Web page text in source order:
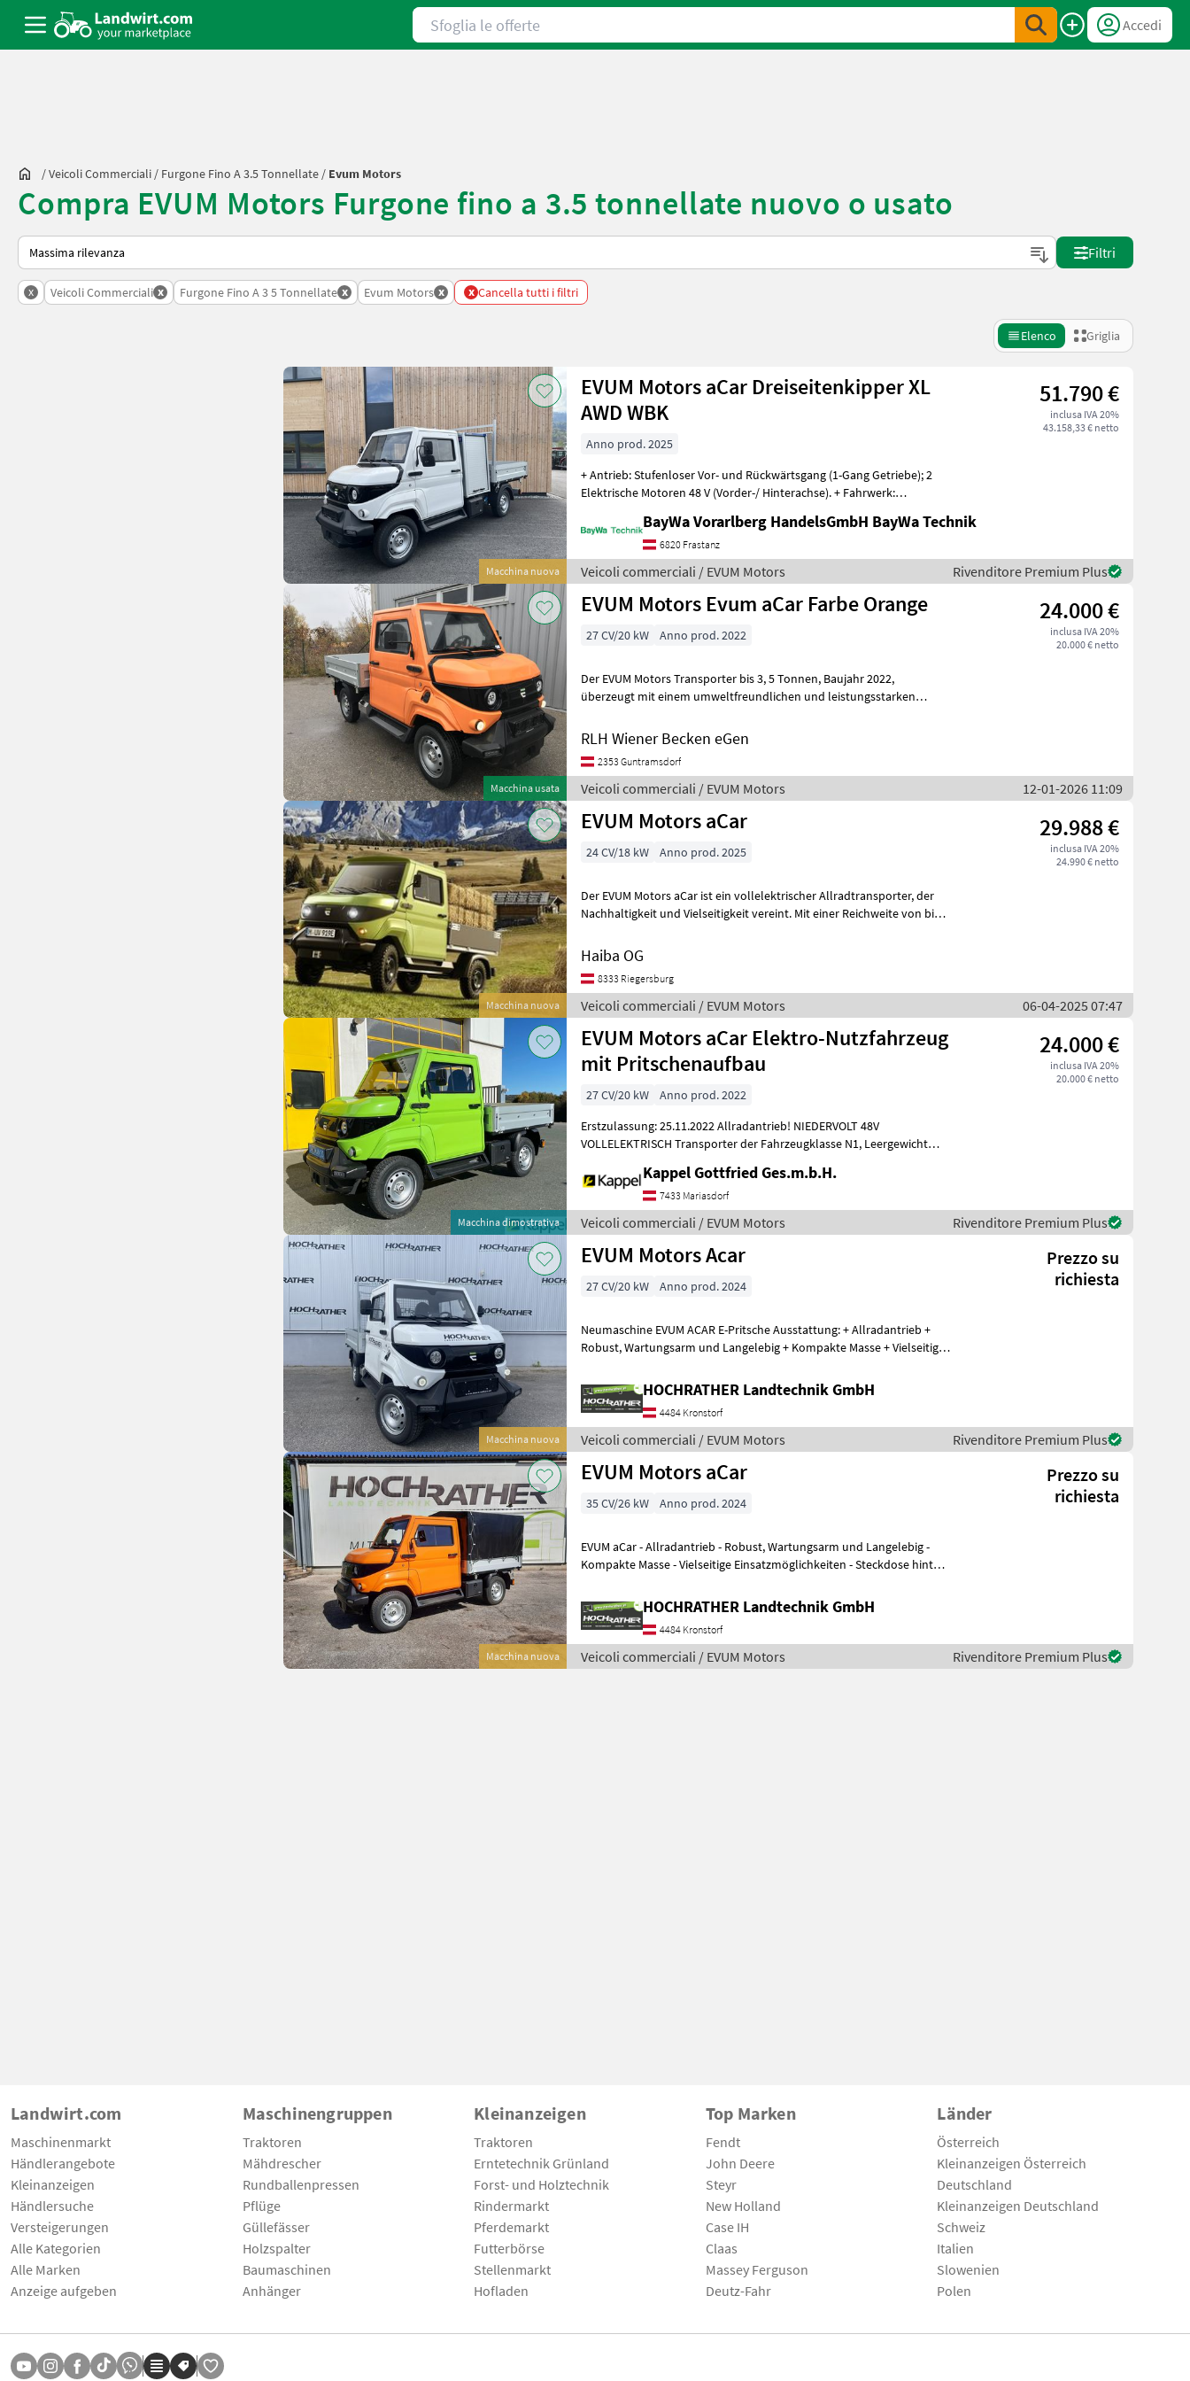
Sfoglia le offerte
Accedi
/Veicoli Commerciali / Furgone Fino A 3.5 Tonnellate / Evum Motors
Compra EVUM Motors Furgone fino a 3.5 tonnellate nuovo o usato
Ecco come viene ordinato su Landwirt.com
Filtri
x Veicoli Commerciali x Furgone Fino A 3 5 Tonnellate x Evum Motors x x Cancella tutti i filtri
Elenco Griglia
Macchina nuova
EVUM Motors aCar Dreiseitenkipper XL
AWD WBK
51.790 €
inclusa IVA 20%
43.158,33 € netto
Anno prod. 2025
+ Antrieb: Stufenloser Vor- und Rückwärtsgang (1-Gang Getriebe); 2
Elektrische Motoren 48 V (Vorder-/ Hinterachse). + Fahrwerk:
BayWa Vorarlberg HandelsGmbH BayWa Technik
6820 Frastanz
Veicoli commerciali / EVUM Motors Rivenditore Premium Plus
Macchina usata
EVUM Motors Evum aCar Farbe Orange 24.000 €
inclusa IVA 20%
20.000 € netto
27 CV/20 kW Anno prod. 2022
Der EVUM Motors Transporter bis 3, 5 Tonnen, Baujahr 2022,
überzeugt mit einem umweltfreundlichen und leistungsstarken
RLH Wiener Becken eGen
2353 Guntramsdorf
Veicoli commerciali / EVUM Motors 12-01-2026 11:09
Macchina nuova
EVUM Motors aCar 29.988 €
inclusa IVA 20%
24.990 € netto
24 CV/18 kW Anno prod. 2025
Der EVUM Motors aCar ist ein vollelektrischer Allradtransporter, der
Nachhaltigkeit und Vielseitigkeit vereint. Mit einer Reichweite von bis
Haiba OG
8333 Riegersburg
Veicoli commerciali / EVUM Motors 06-04-2025 07:47
Macchina dimostrativa
EVUM Motors aCar Elektro-Nutzfahrzeug
mit Pritschenaufbau
24.000 €
inclusa IVA 20%
20.000 € netto
27 CV/20 kW
Anno prod. 2022
Erstzulassung: 25.11.2022 Allradantrieb! NIEDERVOLT 48V
VOLLELEKTRISCH Transporter der Fahrzeugklasse N1, Leergewicht
Kappel Gottfried Ges.m.b.H.
7433 Mariasdorf
Veicoli commerciali / EVUM Motors Rivenditore Premium Plus
Macchina nuova
EVUM Motors Acar
Prezzo su
richiesta
27 CV/20 kW Anno prod. 2024
Neumaschine EVUM ACAR E-Pritsche Ausstattung: + Allradantrieb +
Robust, Wartungsarm und Langelebig + Kompakte Masse + Vielseitige
HOCHRATHER Landtechnik GmbH
4484 Kronstorf
Veicoli commerciali / EVUM Motors Rivenditore Premium Plus
Macchina nuova
EVUM Motors aCar
Prezzo su
richiesta
35 CV/26 kW Anno prod. 2024
EVUM aCar - Allradantrieb - Robust, Wartungsarm und Langelebig -
Kompakte Masse - Vielseitige Einsatzmöglichkeiten - Steckdose hinten
HOCHRATHER Landtechnik GmbH
4484 Kronstorf
Veicoli commerciali / EVUM Motors Rivenditore Premium Plus
Landwirt.com
Maschinenmarkt
Händlerangebote
Kleinanzeigen
Händlersuche
Versteigerungen
Alle Kategorien
Alle Marken
Anzeige aufgeben
Maschinengruppen
Traktoren
Mähdrescher
Rundballenpressen
Pflüge
Güllefässer
Holzspalter
Baumaschinen
Anhänger
Kleinanzeigen
Traktoren
Erntetechnik Grünland
Forst- und Holztechnik
Rindermarkt
Pferdemarkt
Futterbörse
Stellenmarkt
Hofladen
Top Marken
Fendt
John Deere
Steyr
New Holland
Case IH
Claas
Massey Ferguson
Deutz-Fahr
Länder
Österreich
Kleinanzeigen Österreich
Deutschland
Kleinanzeigen Deutschland
Schweiz
Italien
Slowenien
Polen